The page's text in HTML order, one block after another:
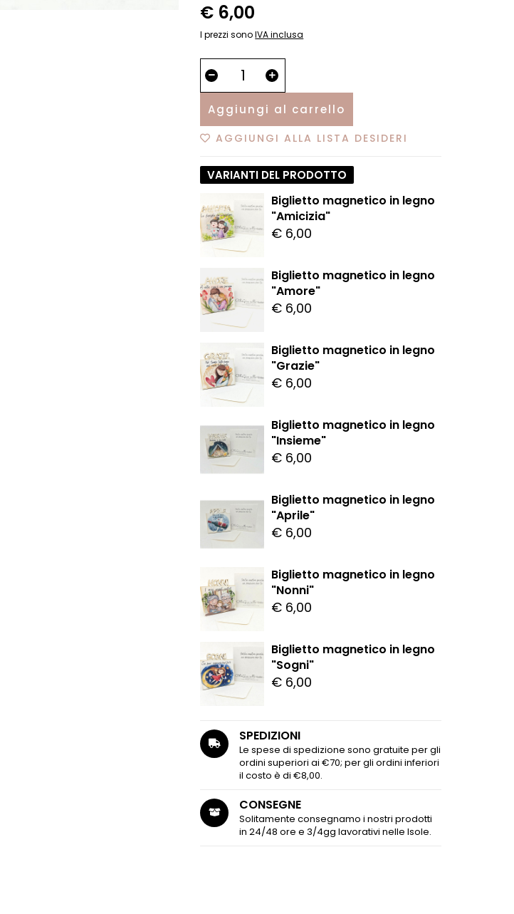
€ 6,00
I prezzi sonoIVA inclusa
Aggiungi al carrello
AGGIUNGI ALLA LISTA DESIDERI
VARIANTI DEL PRODOTTO
Biglietto magnetico in legno
"Amicizia"
€ 6,00
Biglietto magnetico in legno
"Amore"
€ 6,00
Biglietto magnetico in legno
"Grazie"
€ 6,00
Biglietto magnetico in legno
"Insieme"
€ 6,00
Biglietto magnetico in legno
"Aprile"
€ 6,00
Biglietto magnetico in legno
"Nonni"
€ 6,00
Biglietto magnetico in legno
"Sogni"
€ 6,00
SPEDIZIONI
Le spese di spedizione sono gratuite per gli
ordini superiori ai €70; per gli ordini inferiori
il costo è di €8,00.
CONSEGNE
Solitamente consegnamo i nostri prodotti
in 24/48 ore e 3/4gg lavorativi nelle Isole.